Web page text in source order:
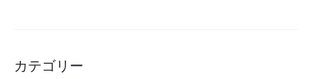
カテゴリー